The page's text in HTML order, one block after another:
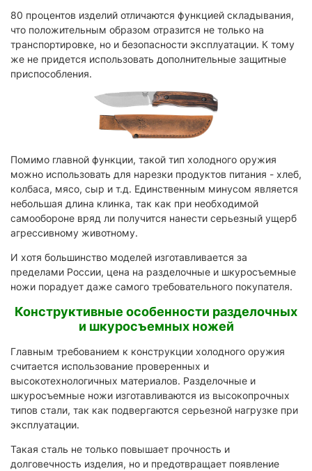
80 процентов изделий отличаются функцией складывания,
что положительным образом отразится не только на
транспортировке, но и безопасности эксплуатации. К тому
же не придется использовать дополнительные защитные
приспособления.
Помимо главной функции, такой тип холодного оружия
можно использовать для нарезки продуктов питания - хлеб,
колбаса, мясо, сыр и т.д. Единственным минусом является
небольшая длина клинка, так как при необходимой
самообороне вряд ли получится нанести серьезный ущерб
агрессивному животному.
И хотя большинство моделей изготавливается за
пределами России, цена на разделочные и шкуросъемные
ножи порадует даже самого требовательного покупателя.
Конструктивные особенности разделочных
и шкуросъемных ножей
Главным требованием к конструкции холодного оружия
считается использование проверенных и
высокотехнологичных материалов. Разделочные и
шкуросъемные ножи изготавливаются из высокопрочных
типов стали, так как подвергаются серьезной нагрузке при
эксплуатации.
Такая сталь не только повышает прочность и
долговечность изделия, но и предотвращает появление